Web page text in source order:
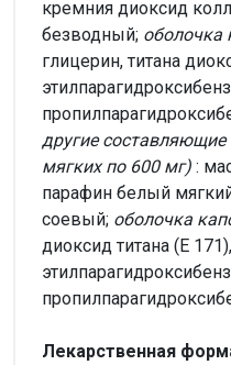
кремния диоксид
безводный; оболочка
глицерин, титана
другие
мягких по 600 мг) :
парафин белый
соевый; оболочка
диоксид титана (Е
Лекарственная